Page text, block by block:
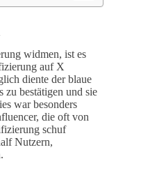
widmen, ist es
auf X
diente der blaue
zu bestätigen und sie
war besonders
die oft von
schuf
Nutzern,